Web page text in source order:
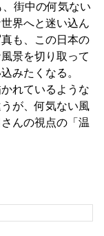
、街中の何気ない
界へと迷い込ん
も、この日本の
景を切り取って
みたくなる。
れているような
が、何気ない風
んの視点の「温